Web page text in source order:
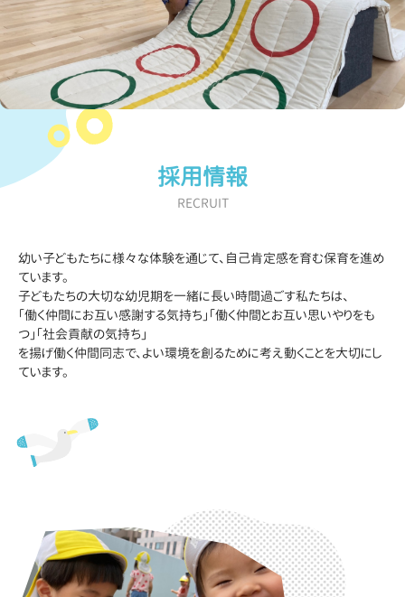
採用情報
RECRUIT
幼い子どもたちに様々な体験を通じて、自己肯定感を育む保育を進め
ています。
子どもたちの大切な幼児期を一緒に長い時間過ごす私たちは、
「働く仲間にお互い感謝する気持ち」「働く仲間とお互い思いやりをも
つ」「社会貢献の気持ち」
を揚げ働く仲間同志で、よい環境を創るために考え動くことを大切にし
ています。